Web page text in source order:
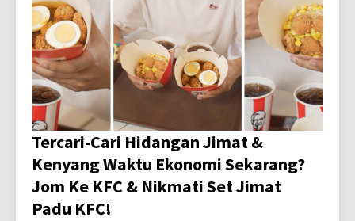
Tercari-Cari Hidangan Jimat &
Kenyang Waktu Ekonomi Sekarang?
Jom Ke KFC & Nikmati Set Jimat
Padu KFC!